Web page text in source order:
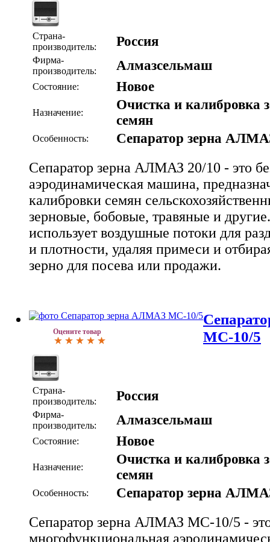
Страна-
производитель:
Россия
Фирма-
производитель:
Алмазсельмаш
Состояние: Новое
Назначение:
Очистка и калибровка
семян
Особенность: Сепаратор зерна
Сепаратор зерна АЛМАЗ 20/10 - это
аэродинамическая машина,
калибровки семян
зерновые, бобовые, травяные и
использует воздушные потоки для
и плотности, удаляя примеси и
зерно для посева или продажи.
Оцените товар
МС-10/5
Страна-
производитель:
Россия
Фирма-
производитель:
Алмазсельмаш
Состояние: Новое
Назначение:
Очистка и калибровка
семян
Особенность: Сепаратор зерна
Сепаратор зерна АЛМАЗ МС-10/5 -
многофункциональная